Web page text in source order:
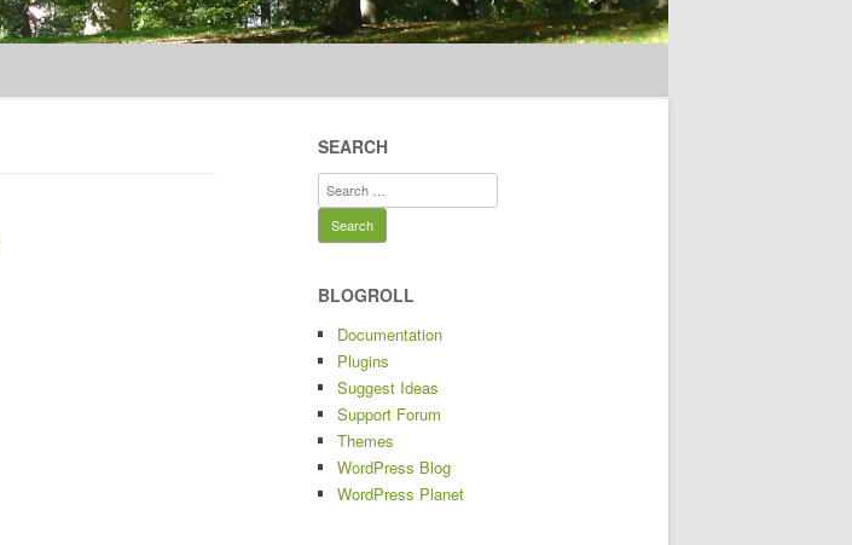
SEARCH
Search
for:
BLOGROLL
Documentation
Plugins
Suggest Ideas
Support Forum
Themes
WordPress Blog
WordPress Planet